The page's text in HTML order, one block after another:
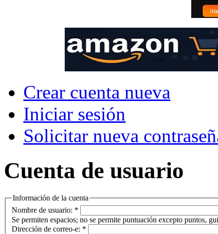
Crear cuenta nueva
Iniciar sesión
Solicitar nueva
Cuenta de usuario
Información de la cuenta
Nombre de usuario: *
Se permiten espacios; no se permite puntuación excepto puntos,
Dirección de correo-e: *